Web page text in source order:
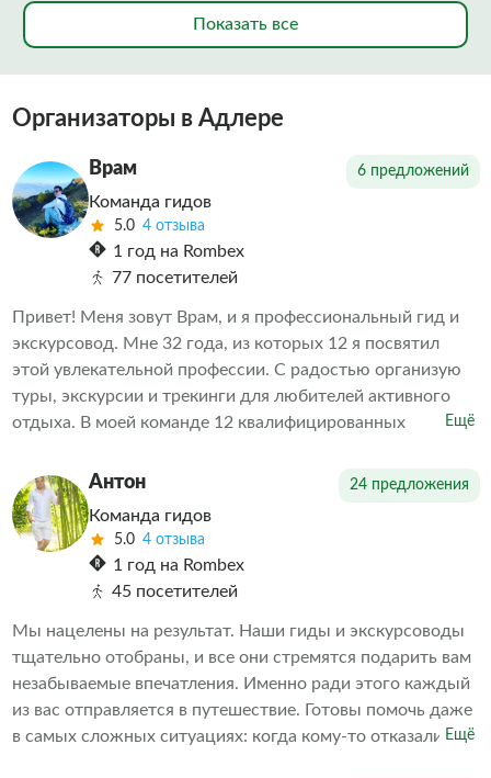
Показать все
Организаторы в Адлере
Врам 6 предложений
Команда гидов
5.0 4 отзыва
1 год на Rombex
77 посетителей
Привет! Меня зовут Врам, и я профессиональный гид и
экскурсовод. Мне 32 года, из которых 12 я посвятил
этой увлекательной профессии. С радостью организую
туры, экскурсии и трекинги для любителей активного
отдыха. В моей команде 12 квалифицированных
профессионал своего дела. Буду рад видеть вас среди
своих клиентов!
Ещё
Антон 24 предложения
Команда гидов
5.0 4 отзыва
1 год на Rombex
45 посетителей
Мы нацелены на результат. Наши гиды и экскурсоводы
тщательно отобраны, и все они стремятся подарить вам
незабываемые впечатления. Именно ради этого каждый
из вас отправляется в путешествие. Готовы помочь даже
в самых сложных ситуациях: когда кому-то отказали вЕщё